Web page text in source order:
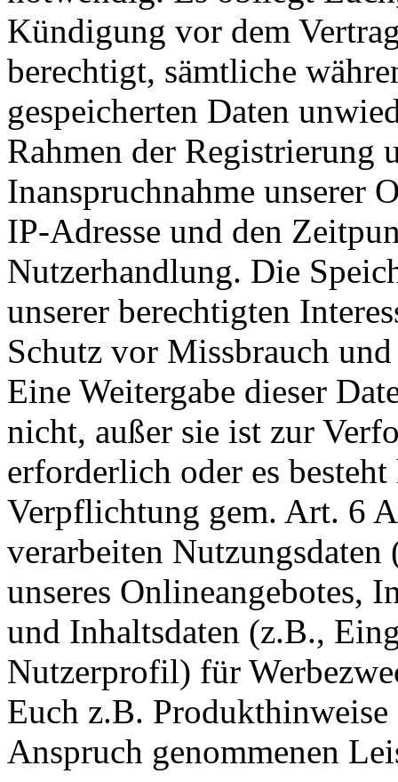
Kündigung vor dem
berechtigt, sämtliche
gespeicherten Daten
Rahmen der Registrierung
Inanspruchnahme unserer
IP-Adresse und den
Nutzerhandlung. Die
unserer berechtigten
Schutz vor Missbrauch
Eine Weitergabe dieser
nicht, außer sie ist zur
erforderlich oder es
Verpflichtung gem. Art. 6
verarbeiten Nutzungsdaten
unseres Onlineangebotes,
und Inhaltsdaten (z.B.,
Nutzerprofil) für
Euch z.B.
Anspruch genommenen